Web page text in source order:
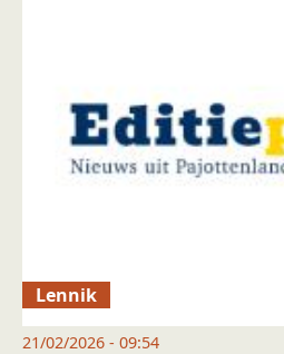
Lennik
21/02/2026 - 09:54